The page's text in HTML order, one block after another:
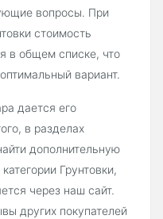
вопросы. При
стоимость
в общем списке, что
вариант.
дается его
в разделах
дополнительную
Грунтовки,
через наш сайт.
других покупателей